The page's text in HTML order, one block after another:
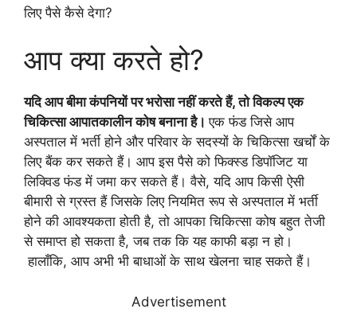
लिए पैसे कैसे देगा?
आप क्या करते हो?
यदि आप बीमा कंपनियों पर भरोसा नहीं करते हैं, तो विकल्प एक
चिकित्सा आपातकालीन कोष बनाना है।एक फंड जिसे आप
अस्पताल में भर्ती होने और परिवार के सदस्यों के चिकित्सा खर्चों के
लिए बैंक कर सकते हैं। आप इस पैसे को फिक्स्ड डिपॉजिट या
लिक्विड फंड में जमा कर सकते हैं। वैसे, यदि आप किसी ऐसी
बीमारी से ग्रस्त हैं जिसके लिए नियमित रूप से अस्पताल में भर्ती
होने की आवश्यकता होती है, तो आपका चिकित्सा कोष बहुत तेजी
से समाप्त हो सकता है, जब तक कि यह काफी बड़ा न हो।
हालाँकि, आप अभी भी बाधाओं के साथ खेलना चाह सकते हैं।
Advertisement